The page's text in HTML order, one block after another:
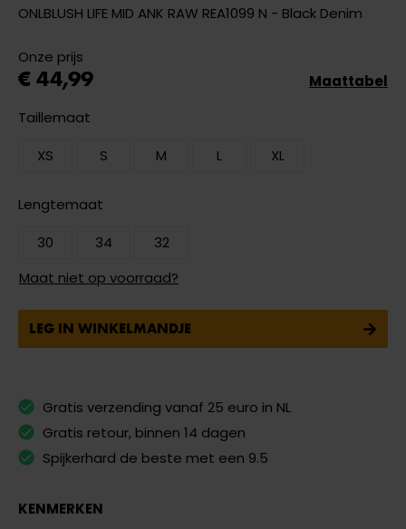
ONLBLUSH LIFE MID ANK RAW REA1099 N - Black Denim
Onze prijs
€ 44,99
Taillemaat
XS
S M L XL
Lengtemaat
30
34
32
Maat niet op voorraad?
Maattabel
LEG IN WINKELMANDJE
Gratis verzending vanaf 25 euro in NL
Gratis retour, binnen 14 dagen
Spijkerhard de beste met een 9.5
KENMERKEN